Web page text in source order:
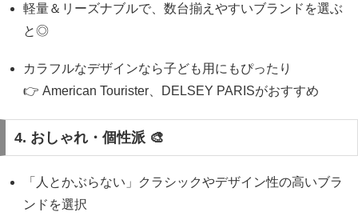
軽量＆リーズナブルで、数台揃えやすいブランドを選ぶ
と◎
カラフルなデザインなら子ども用にもぴったり
👉 American Tourister、DELSEY PARISがおすすめ
4. おしゃれ・個性派 🎨
「人とかぶらない」クラシックやデザイン性の高いブラ
ンドを選択